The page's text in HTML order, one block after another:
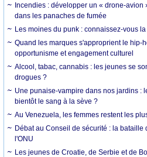
Incendies : développer un « drone-avion
dans les panaches de fumée
Les moines du punk : connaissez-vous
Quand les marques s'approprient le hip-
opportunisme et engagement culturel
Alcool, tabac, cannabis : les jeunes se
drogues ?
Une punaise-vampire dans nos jardins :
bientôt le sang à la sève ?
Au Venezuela, les femmes restent les
Débat au Conseil de sécurité : la
l'ONU
Les jeunes de Croatie, de Serbie et de